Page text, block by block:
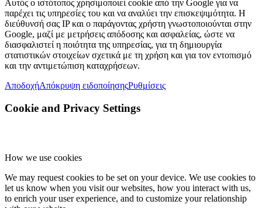
Αυτός ο ιστότοπος χρησιμοποιεί cookie από την Google για να
παρέχει τις υπηρεσίες του και να αναλύει την επισκεψιμότητα. Η
διεύθυνσή σας IP και ο παράγοντας χρήστη γνωστοποιούνται στην
Google, μαζί με μετρήσεις απόδοσης και ασφαλείας, ώστε να
διασφαλιστεί η ποιότητα της υπηρεσίας, για τη δημιουργία
στατιστικών στοιχείων σχετικά με τη χρήση και για τον εντοπισμό
και την αντιμετώπιση καταχρήσεων.
ΑποδοχήΑπόκρυψη ειδοποίησηςΡυθμίσεις
Cookie and Privacy Settings
How we use cookies
We may request cookies to be set on your device. We use cookies to
let us know when you visit our websites, how you interact with us,
to enrich your user experience, and to customize your relationship